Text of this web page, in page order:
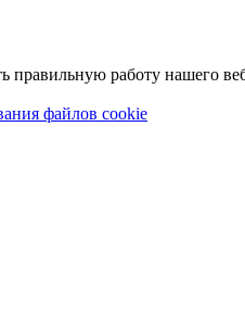
работу нашего
файлов cookie